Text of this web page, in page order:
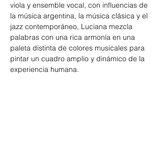
viola y ensemble vocal, con influencias de
la música argentina, la música clásica y el
jazz contemporáneo, Luciana mezcla
palabras con una rica armonía en una
paleta distinta de colores musicales para
pintar un cuadro amplio y dinámico de la
experiencia humana.